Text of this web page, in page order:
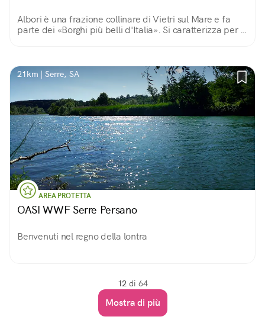
Albori è una frazione collinare di Vietri sul Mare e fa
parte dei «Borghi più belli d'Italia». Si caratterizza per le
21km | Serre, SA
AREA PROTETTA
OASI WWF Serre Persano
Benvenuti nel regno della lontra
12 di 64
Mostra di più